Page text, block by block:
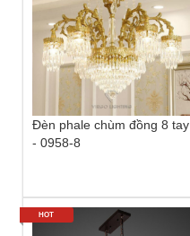
Đèn phale chùm đồng 8 tay
- 0958-8
HOT